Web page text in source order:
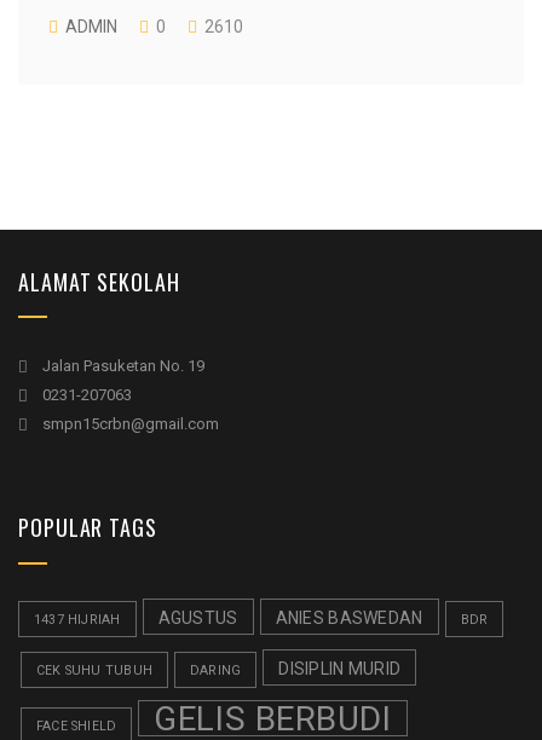
ADMIN 0 2610
ALAMAT SEKOLAH
Jalan Pasuketan No. 19
0231-207063
smpn15crbn@gmail.com
POPULAR TAGS
1437 HIJRIAH AGUSTUS ANIES BASWEDAN BDR
CEK SUHU TUBUH DARING DISIPLIN MURID
FACE SHIELD GELIS BERBUDI